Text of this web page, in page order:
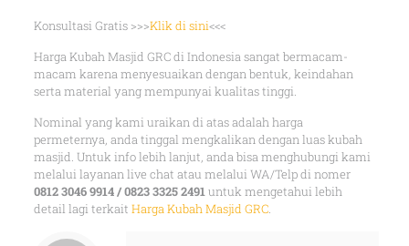
Konsultasi Gratis >>>Klik di sini<<<
Harga Kubah Masjid GRC di Indonesia sangat bermacam-
macam karena menyesuaikan dengan bentuk, keindahan
serta material yang mempunyai kualitas tinggi.
Nominal yang kami uraikan di atas adalah harga
permeternya, anda tinggal mengkalikan dengan luas kubah
masjid. Untuk info lebih lanjut, anda bisa menghubungi kami
melalui layanan live chat atau melalui WA/Telp di nomer
0812 3046 9914 / 0823 3325 2491untuk mengetahui lebih
detail lagi terkait Harga Kubah Masjid GRC.